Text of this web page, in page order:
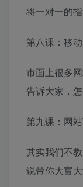
将一对一的
第八课：移
市面上很多
告诉大家，
第九课：网
其实我们不
说带你大富